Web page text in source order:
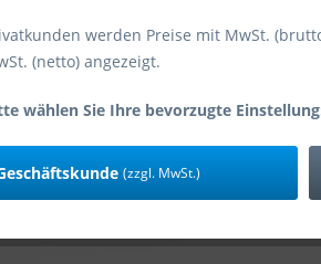
werden Preise mit MwSt.
(netto) angezeigt.
wählen Sie Ihre bevorzugte
(zzgl. MwSt.)